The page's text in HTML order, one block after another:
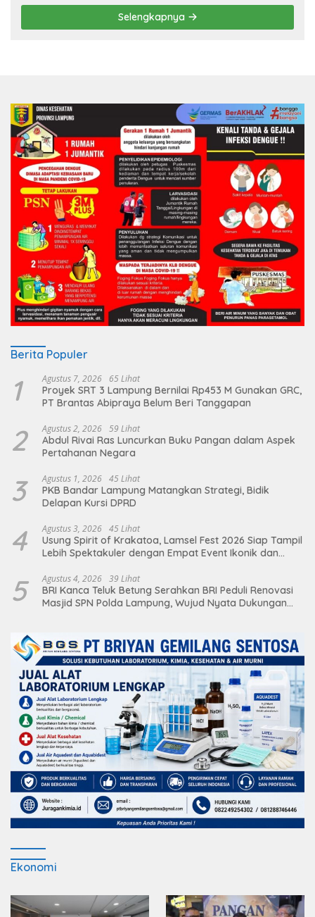
Selengkapnya
Berita Populer
1 Agustus 7, 2026 65 Lihat
Proyek SRT 3 Lampung Bernilai Rp453 M Gunakan GRC,
PT Brantas Abipraya Belum Beri Tanggapan
2 Agustus 2, 2026 59 Lihat
Abdul Rivai Ras Luncurkan Buku Pangan dalam Aspek
Pertahanan Negara
3 Agustus 1, 2026 45 Lihat
PKB Bandar Lampung Matangkan Strategi, Bidik
Delapan Kursi DPRD
4 Agustus 3, 2026 45 Lihat
Usung Spirit of Krakatoa, Lamsel Fest 2026 Siap Tampil
Lebih Spektakuler dengan Empat Event Ikonik dan
5 Agustus 4, 2026 39 Lihat
BRI Kanca Teluk Betung Serahkan BRI Peduli Renovasi
Masjid SPN Polda Lampung, Wujud Nyata Dukungan
Ekonomi